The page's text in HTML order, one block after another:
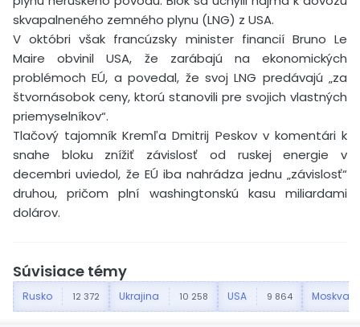
skvapalneného zemného plynu (LNG) z USA.
V októbri však francúzsky minister financií Bruno Le
Maire obvinil USA, že zarábajú na ekonomických
problémoch EÚ, a povedal, že svoj LNG predávajú „za
štvornásobok ceny, ktorú stanovili pre svojich vlastných
priemyselníkov“.
Tlačový tajomník Kremľa Dmitrij Peskov v komentári k
snahe bloku znížiť závislosť od ruskej energie v
decembri uviedol, že EÚ iba nahrádza jednu „závislosť“
druhou, pričom plní washingtonskú kasu miliardami
dolárov.
Súvisiace témy
Rusko 12 372 Ukrajina 10 258 USA 9 864 Moskva